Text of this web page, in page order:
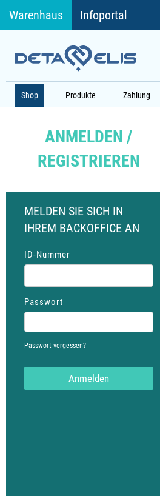
Warenhaus Infoportal
Shop Produkte Zahlung
ANMELDEN /
REGISTRIEREN
MELDEN SIE SICH IN
IHREM BACKOFFICE AN
ID-Nummer
Passwort
Passwort vergessen?
Anmelden